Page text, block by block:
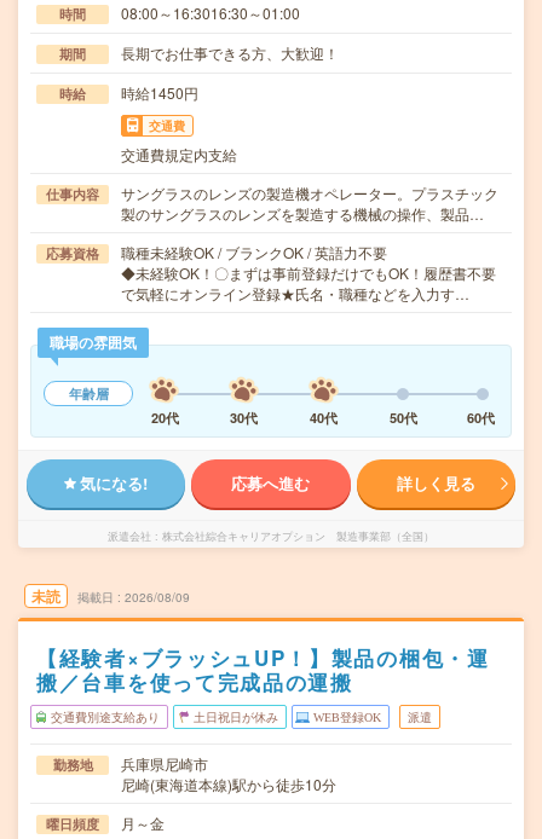
時間 08:00～16:3016:30～01:00
期間 長期でお仕事できる方、大歓迎！
時給 時給1450円
交通費
交通費規定内支給
仕事内容
サングラスのレンズの製造機オペレーター。プラスチック
製のサングラスのレンズを製造する機械の操作、製品…
応募資格
職種未経験OK / ブランクOK / 英語力不要
◆未経験OK！〇まずは事前登録だけでもOK！履歴書不要
で気軽にオンライン登録★氏名・職種などを入力す…
職場の雰囲気
年齢層
20代
30代 40代 50代 60代
気になる! 応募へ進む 詳しく見る
派遣会社 株式会社綜合キャリアオプション 製造事業部（全国）
未読 掲載日 2026/08/09
【経験者×ブラッシュUP！】製品の梱包・運
搬／台車を使って完成品の運搬
交通費別途支給あり 土日祝日が休み WEB登録OK 派遣
勤務地
兵庫県尼崎市
尼崎(東海道本線)駅から徒歩10分
曜日頻度 月～金